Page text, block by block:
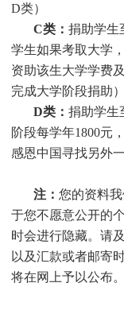
D类）
C类： 捐助学生
学生如果考取大学，
资助该生大学学费
完成大学阶段捐助）
D类： 捐助学生
阶段每学年1800元
感恩中国寻找另外
注： 您的资料
于您不愿意公开的
时会进行隐藏。请
以及汇款或者邮寄
将在网上予以公布。